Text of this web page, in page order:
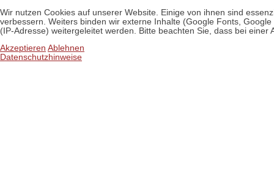
Wir nutzen Cookies auf unserer Website. Einige von ihnen sind
verbessern. Weiters binden wir externe Inhalte (Google Fonts,
(IP-Adresse) weitergeleitet werden. Bitte beachten Sie, dass bei
Akzeptieren Ablehnen
Datenschutzhinweise